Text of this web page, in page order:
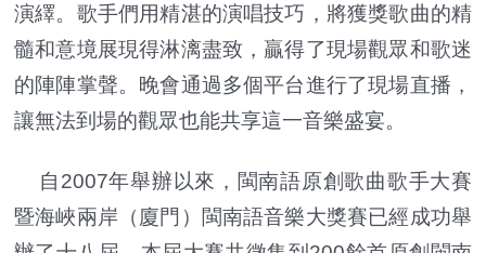
演繹。歌手們用精湛的演唱技巧，將獲獎歌曲的精
髓和意境展現得淋漓盡致，贏得了現場觀眾和歌迷
的陣陣掌聲。晚會通過多個平台進行了現場直播，
讓無法到場的觀眾也能共享這一音樂盛宴。
自2007年舉辦以來，閩南語原創歌曲歌手大賽
暨海峽兩岸（廈門）閩南語音樂大獎賽已經成功舉